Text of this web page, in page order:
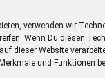
verwenden wir
Wenn Du diesen
dieser Website
und Funktionen
Gert
die
Antworten